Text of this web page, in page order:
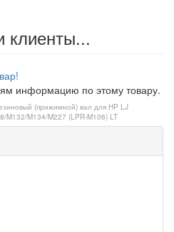
клиенты...
информацию по этому товару.
(прижимной) вал для HP LJ
M132/M134/M227 (LPR-M106) LT